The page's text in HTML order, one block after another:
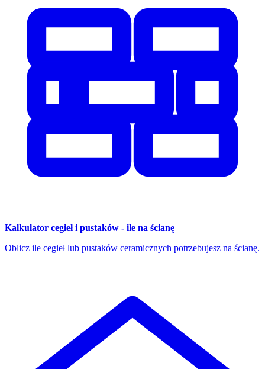
Kalkulator cegieł i pustaków - ile na ścianę
Oblicz ile cegieł lub pustaków ceramicznych potrzebujesz na ścianę.